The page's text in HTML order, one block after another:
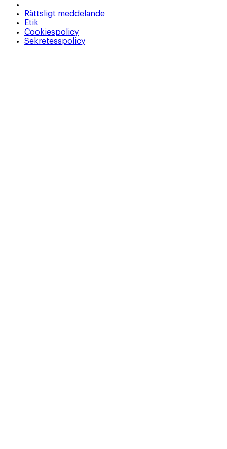
Rättsligt meddelande
Etik
Cookiespolicy
Sekretesspolicy